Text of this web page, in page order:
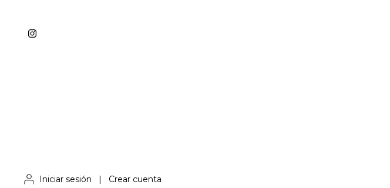
Iniciar sesión | Crear cuenta